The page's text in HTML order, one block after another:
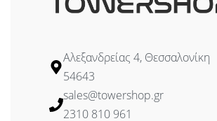
Αλεξανδρείας 4, Θεσσαλονίκη
54643
sales@towershop.gr
2310 810 961